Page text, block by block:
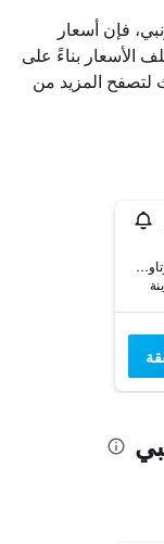
فإن أسعار
الأسعار بناءً على
لتصفح المزيد من
315 Ballyclare Road, نيوتاونبي, المملكة المتحدة